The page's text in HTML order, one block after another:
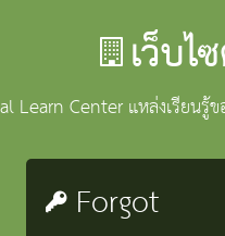
เว็บ
Learn Center แหล่งเรียนรู้
Forgot